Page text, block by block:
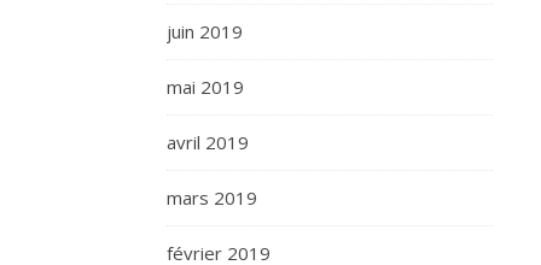
juin 2019
mai 2019
avril 2019
mars 2019
février 2019